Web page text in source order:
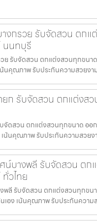
งกรวย รับจัดสวน ตกแ
นทบุรี
ย รับจัดสวน ตกแต่งสวนทุกขนา
น้นคุณภาพ รับประกันความสวยง
ก รับจัดสวน ตกแต่งส
จัดสวน ตกแต่งสวนทุกขนาด อ
เน้นคุณภาพ รับประกันความสวย
บางพลี รับจัดสวน ตก
วไทย
พลี รับจัดสวน ตกแต่งสวนทุกขน
เอง เน้นคุณภาพ รับประกันความ